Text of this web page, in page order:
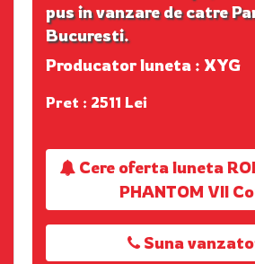
pus in vanzare de catre
Bucuresti.
Producator luneta : XYG
Pret : 2511 Lei
Cere oferta luneta
PHANTOM VII
Suna